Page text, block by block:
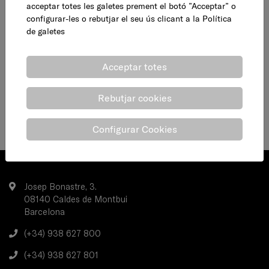
Josep Bonastre, 3.
08140 Caldes de Montbui
Barcelona
(+34) 938 627 800
(+34) 938 627 801
acceptar totes les galetes prement el botó ”Acceptar” o
configurar-les o rebutjar el seu ús clicant a la Política
de galetes
Acceptar totes
Rebutjar cookies
Configurar Cookies